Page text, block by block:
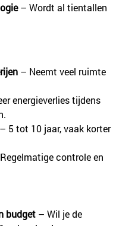
– Wordt al tientallen
– Neemt veel ruimte
energieverlies tijdens
5 tot 10 jaar, vaak korter
controle en
budget – Wil je de